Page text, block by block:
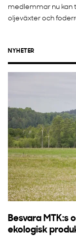
medlemmar nu kan
oljeväxter och
NYHETER
Besvara MTK:s
ekologisk